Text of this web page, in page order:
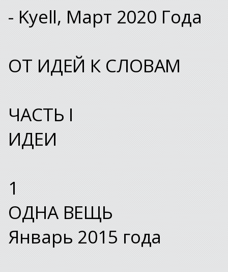
- Kyell, Март 2020 Года
ОТ ИДЕЙ К СЛОВАМ
ЧАСТЬ I
ИДЕИ
1
ОДНА ВЕЩЬ
Январь 2015 года